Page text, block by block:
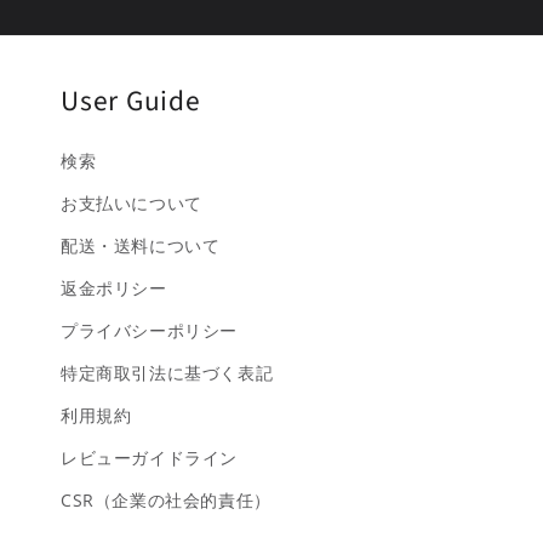
User Guide
検索
お支払いについて
配送・送料について
返金ポリシー
プライバシーポリシー
特定商取引法に基づく表記
利用規約
レビューガイドライン
CSR（企業の社会的責任）